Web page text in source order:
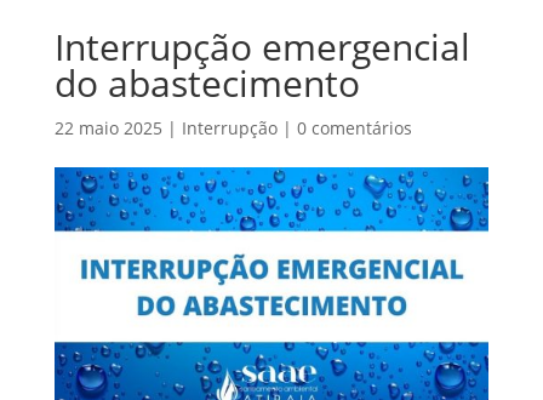
Interrupção emergencial
do abastecimento
22 maio 2025 | Interrupção| 0 comentários